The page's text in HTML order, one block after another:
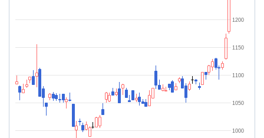
1000
1050
1100
1150
1200